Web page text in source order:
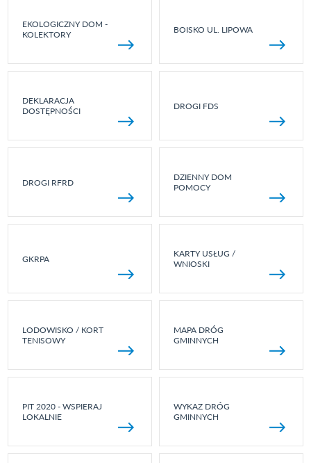
EKOLOGICZNY DOM -
KOLEKTORY
BOISKO UL. LIPOWA
DEKLARACJA
DOSTĘPNOŚCI
DROGI FDS
DROGI RFRD
DZIENNY DOM
POMOCY
GKRPA
KARTY USŁUG /
WNIOSKI
LODOWISKO / KORT
TENISOWY
MAPA DRÓG
GMINNYCH
PIT 2020 - WSPIERAJ
LOKALNIE
WYKAZ DRÓG
GMINNYCH